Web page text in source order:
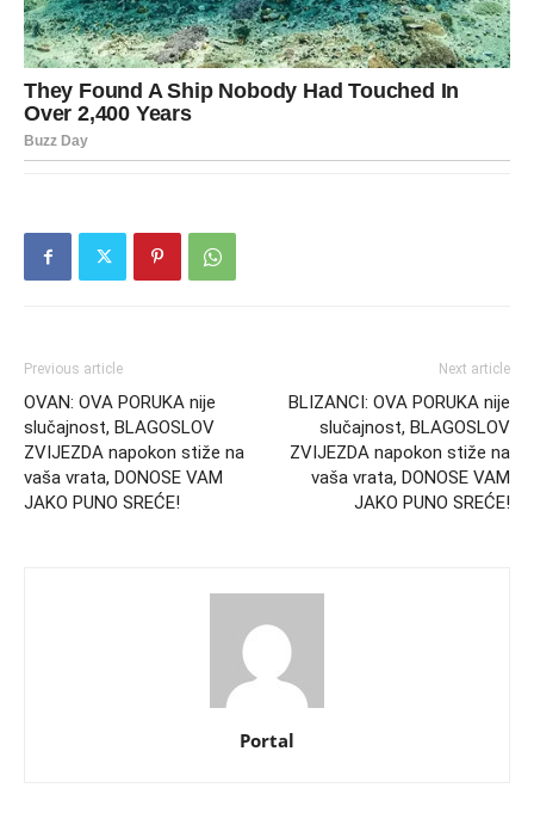
Previous article
OVAN: OVA PORUKA nije
slučajnost, BLAGOSLOV
ZVIJEZDA napokon stiže na
vaša vrata, DONOSE VAM
JAKO PUNO SREĆE!
Next article
BLIZANCI: OVA PORUKA nije
slučajnost, BLAGOSLOV
ZVIJEZDA napokon stiže na
vaša vrata, DONOSE VAM
JAKO PUNO SREĆE!
Portal